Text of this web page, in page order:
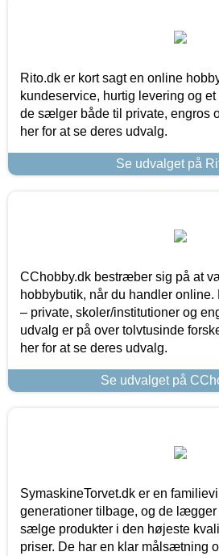
Rito.dk er kort sagt en online
kundeservice, hurtig levering og
de sælger både til private, engros
her for at se deres udvalg.
Se udvalget på
CChobby.dk bestræber sig på at
hobbybutik, når du handler
– private, skoler/institutioner og
udvalg er på over tolvtusinde
her for at se deres udvalg.
Se udvalget på
SymaskineTorvet.dk er en
generationer tilbage, og de
sælge produkter i den højeste
priser. De har en klar målsætning